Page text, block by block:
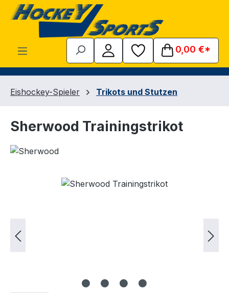
Zum Hauptinhalt springen
0,00 €*
Eishockey-Spieler Trikots und Stutzen
Sherwood Trainingstrikot
Bildergalerie überspringen